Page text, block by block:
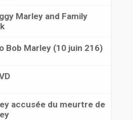
Marley and Family
Bob Marley (10 juin 216)
accusée du meurtre de